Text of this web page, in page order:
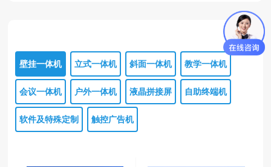
壁挂一体机 立式一体机 斜面一体机 教学一体机
会议一体机 户外一体机 液晶拼接屏 自助终端机
软件及特殊定制 触控广告机